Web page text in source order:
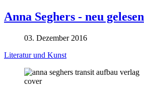
Anna Seghers - neu gelesen
03. Dezember 2016
Literatur und Kunst